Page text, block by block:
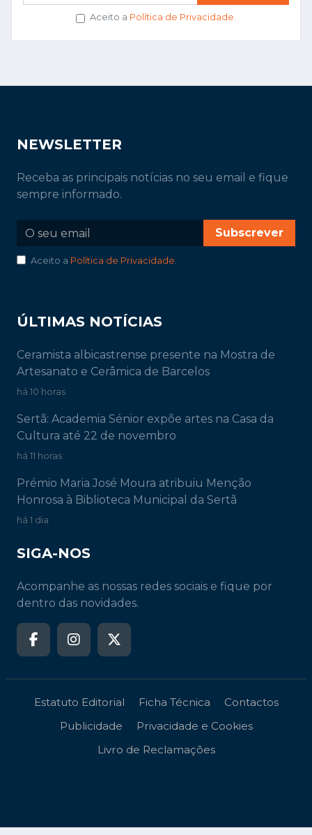
Aceito a Política de Privacidade.
NEWSLETTER
Receba as principais notícias no seu email e fique
sempre informado.
Subscrever
Aceito a Política de Privacidade.
ÚLTIMAS NOTÍCIAS
Ceramista albicastrense presente na Mostra de
Artesanato e Cerâmica de Barcelos
há 10 horas
Sertã: Academia Sénior expõe artes na Casa da
Cultura até 22 de novembro
há 11 horas
Prémio Maria José Moura atribuiu Menção
Honrosa à Biblioteca Municipal da Sertã
há 1 dia
SIGA-NOS
Acompanhe as nossas redes sociais e fique por
dentro das novidades.
Estatuto Editorial Ficha Técnica
Contactos
Publicidade
Privacidade e Cookies
Livro de Reclamações